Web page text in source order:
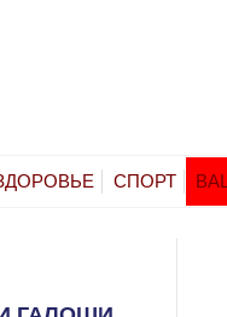
СПОРТ